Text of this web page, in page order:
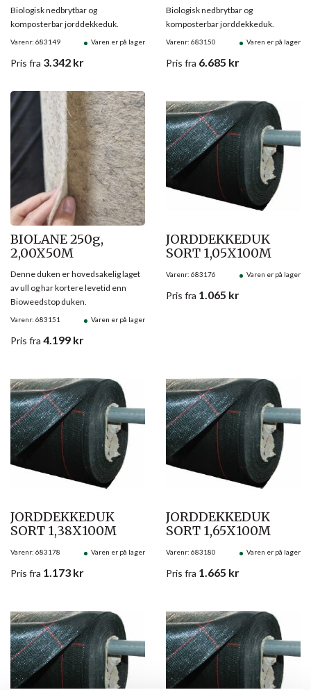
Varenr: 683149 Varen er på lager
Biologisk nedbrytbar og
komposterbar jorddekkeduk.
Pris fra 3.342 kr
Varenr: 683150 Varen er på lager
Biologisk nedbrytbar og
komposterbar jorddekkeduk.
Pris fra 6.685 kr
BIOLANE 250g,
2,00X50M
Varenr: 683151 Varen er på lager
Denne duken er hovedsakelig laget
av ull og har kortere levetid enn
Bioweedstop duken.
Pris fra 4.199 kr
JORDDEKKEDUK
SORT 1,05X100M
Varenr: 683176 Varen er på lager
Pris fra 1.065 kr
JORDDEKKEDUK
SORT 1,38X100M
Varenr: 683178 Varen er på lager
Pris fra 1.173 kr
JORDDEKKEDUK
SORT 1,65X100M
Varenr: 683180 Varen er på lager
Pris fra 1.665 kr